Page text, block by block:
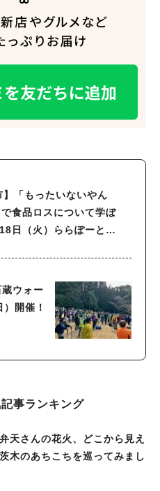
】「もったいないやん
食品ロスについて学ぼ
日（火）ららぽーと
蔵ウォー
開催！
事ランキング
天さんの花火、どこから見え
木のあちこちを巡ってみまし